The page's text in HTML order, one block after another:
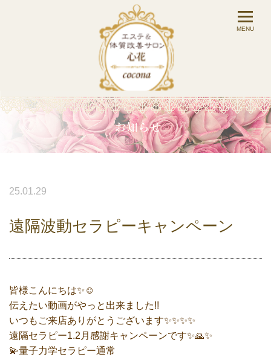
25.01.29
遠隔波動セラピーキャンペーン
皆様こんにちは✨☺️
伝えたい動画がやっと出来ました!!
いつもご来店ありがとうございます✨✨✨✨
遠隔セラピー1.2月感謝キャンペーンです✨🙏✨
💫量子力学セラピー通常